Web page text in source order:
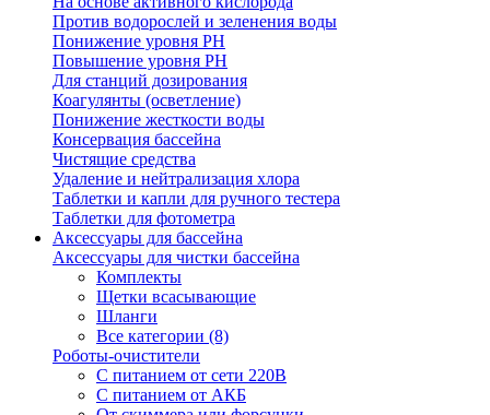
Против водорослей и зеленения воды
Понижение уровня РН
Повышение уровня РН
Для станций дозирования
Коагулянты (осветление)
Понижение жесткости воды
Консервация бассейна
Чистящие средства
Удаление и нейтрализация хлора
Таблетки и капли для ручного тестера
Таблетки для фотометра
Аксессуары для бассейна
Аксессуары для чистки бассейна
Комплекты
Щетки всасывающие
Шланги
Все категории (8)
Роботы-очистители
С питанием от сети 220В
С питанием от АКБ